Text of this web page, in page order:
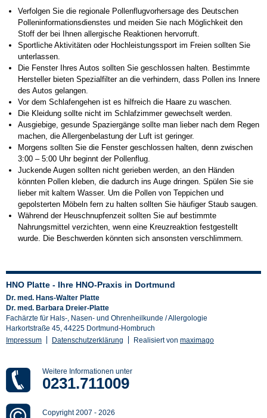
Verfolgen Sie die regionale Pollenflugvorhersage des Deutschen
Polleninformationsdienstes und meiden Sie nach Möglichkeit den
Stoff der bei Ihnen allergische Reaktionen hervorruft.
Sportliche Aktivitäten oder Hochleistungssport im Freien sollten Sie
unterlassen.
Die Fenster Ihres Autos sollten Sie geschlossen halten. Bestimmte
Hersteller bieten Spezialfilter an die verhindern, dass Pollen ins Innere
des Autos gelangen.
Vor dem Schlafengehen ist es hilfreich die Haare zu waschen.
Die Kleidung sollte nicht im Schlafzimmer gewechselt werden.
Ausgiebige, gesunde Spaziergänge sollte man lieber nach dem Regen
machen, die Allergenbelastung der Luft ist geringer.
Morgens sollten Sie die Fenster geschlossen halten, denn zwischen
3:00 – 5:00 Uhr beginnt der Pollenflug.
Juckende Augen sollten nicht gerieben werden, an den Händen
könnten Pollen kleben, die dadurch ins Auge dringen. Spülen Sie sie
lieber mit kaltem Wasser. Um die Pollen von Teppichen und
gepolsterten Möbeln fern zu halten sollten Sie häufiger Staub saugen.
Während der Heuschnupfenzeit sollten Sie auf bestimmte
Nahrungsmittel verzichten, wenn eine Kreuzreaktion festgestellt
wurde. Die Beschwerden könnten sich ansonsten verschlimmern.
HNO Platte - Ihre HNO-Praxis in Dortmund
Dr. med. Hans-Walter Platte
Dr. med. Barbara Dreier-Platte
Fachärzte für Hals-, Nasen- und Ohrenheilkunde / Allergologie
Harkortstraße 45, 44225 Dortmund-Hombruch
Impressum
Datenschutzerklärung Realisiert von maximago
Weitere Informationen unter
0231.711009
Copyright 2007 - 2026